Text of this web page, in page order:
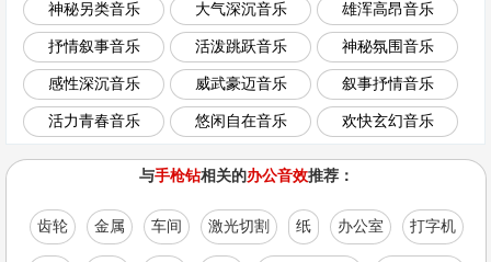
神秘另类音乐 大气深沉音乐 雄浑高昂音乐
抒情叙事音乐 活泼跳跃音乐 神秘氛围音乐
感性深沉音乐 威武豪迈音乐 叙事抒情音乐
活力青春音乐 悠闲自在音乐 欢快玄幻音乐
与手枪钻相关的办公音效推荐：
齿轮 金属 车间 激光切割 纸 办公室 打字机